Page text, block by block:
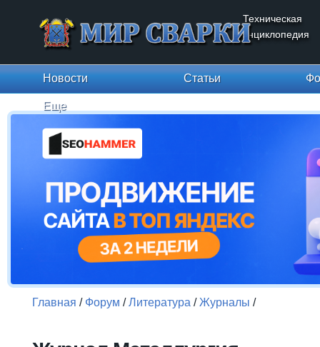
Техническая
энциклопедия
Новости Статьи
Еще
Главная / Форум /Литература /Журналы /